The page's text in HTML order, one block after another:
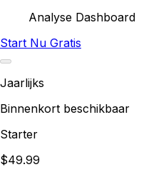
Analyse Dashboard
Start Nu Gratis
Jaarlijks
Binnenkort beschikbaar
Starter
$49.99